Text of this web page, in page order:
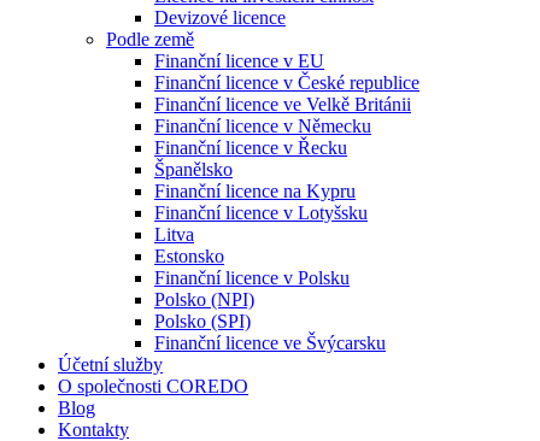
Devizové licence
Podle země
Finanční licence v EU
Finanční licence v České republice
Finanční licence ve Velkě Británii
Finanční licence v Německu
Finanční licence v Řecku
Španělsko
Finanční licence na Kypru
Finanční licence v Lotyšsku
Litva
Estonsko
Finanční licence v Polsku
Polsko (NPI)
Polsko (SPI)
Finanční licence ve Švýcarsku
Účetní služby
O společnosti COREDO
Blog
Kontakty